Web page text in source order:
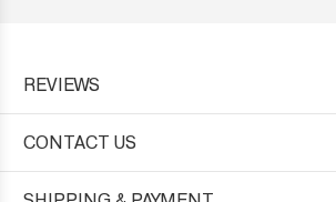
REVIEWS
CONTACT US